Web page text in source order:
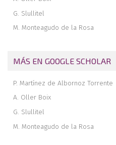
G. Slullitel
M. Monteagudo de la Rosa
MÁS EN GOOGLE SCHOLAR
P. Martínez de Albornoz Torrente
A. Oller Boix
G. Slullitel
M. Monteagudo de la Rosa